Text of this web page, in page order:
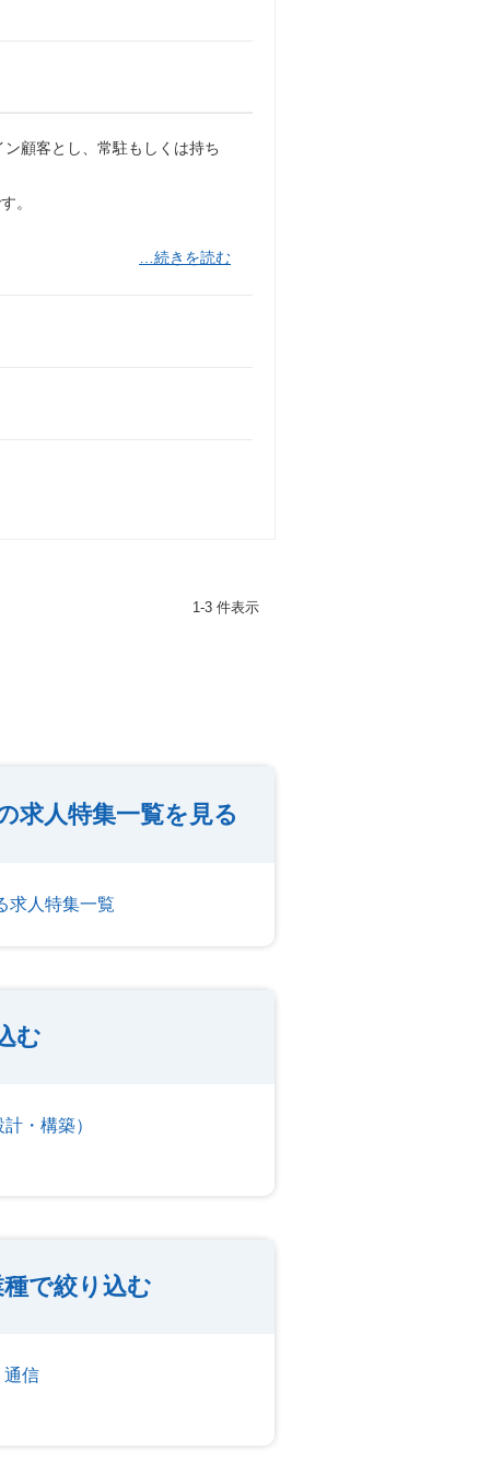
顧客とし、常駐もしくは持ち
。
…続きを読む
1-3 件表示
求人特集一覧を見る
求人特集一覧
む
・構築）
で絞り込む
通信